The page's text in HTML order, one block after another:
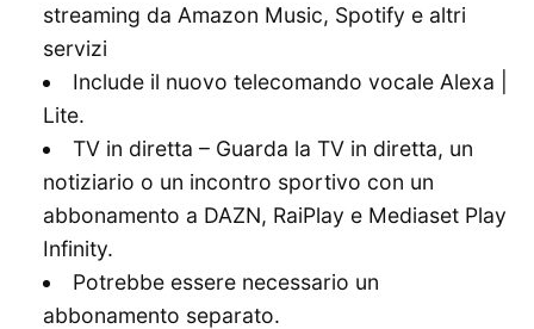
streaming da Amazon Music, Spotify e altri
servizi
Include il nuovo telecomando vocale Alexa |
Lite.
TV in diretta – Guarda la TV in diretta, un
notiziario o un incontro sportivo con un
abbonamento a DAZN, RaiPlay e Mediaset Play
Infinity.
Potrebbe essere necessario un
abbonamento separato.